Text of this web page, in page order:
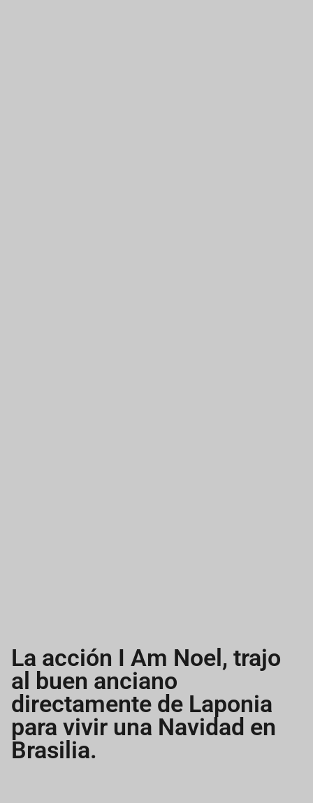
La acción I Am Noel, trajo
al buen anciano
directamente de Laponia
para vivir una Navidad en
Brasilia.